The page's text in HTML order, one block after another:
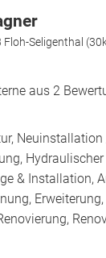
Floh-Seligenthal
aus 2
& Installation,